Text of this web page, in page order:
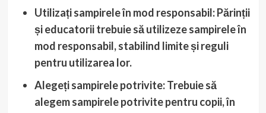
Utilizați sampirele în mod responsabil: Părinții
și educatorii trebuie să utilizeze sampirele în
mod responsabil, stabilind limite și reguli
pentru utilizarea lor.
Alegeți sampirele potrivite: Trebuie să
alegem sampirele potrivite pentru copii, în